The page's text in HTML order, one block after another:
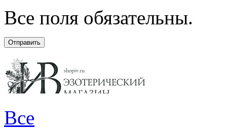
Все поля обязательны.
Отправить
Все